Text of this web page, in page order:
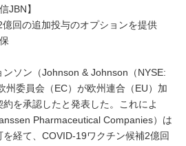
JBN】
億回の追加投与のオプションを提供
ソン（Johnson & Johnson（NYSE:
州委員会（EC）が欧州連合（EU）加
を承認したと発表した。これによ
Pharmaceutical Companies）は
経て、COVID-19ワクチン候補2億回